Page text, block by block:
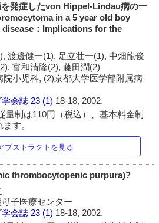
発症したvon Hippel-Lindau病の一
in a 5 year old boy
：Implications for the
渡邊健一(1), 足立壮一(1), 中畑龍俊
富和清隆(2), 藤田潤(2)
小児科, (2)京都大学医学部附属病
会誌 23 (1) 18-18, 2002.
量制は110円（税込）、基本料金制
す。
ブストラクトを見る
thrombocytopenic purpura)?
子医療センター
会誌 23 (1) 18-18, 2002.